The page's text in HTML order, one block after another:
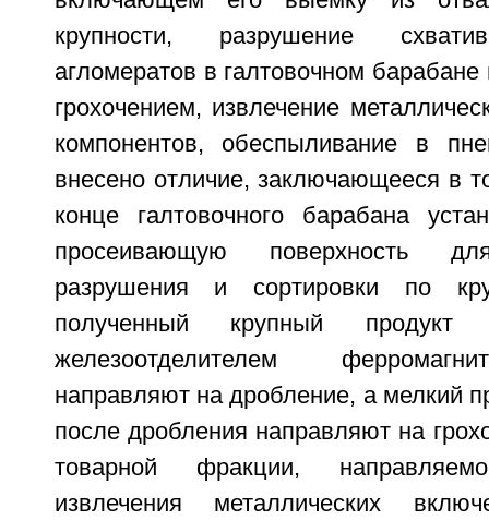
крупности, разрушение
агломератов в галтовочном
грохочением, извлечение
компонентов, обеспыливание в
внесено отличие, заключающееся в
конце галтовочного барабана
просеивающую поверхность
разрушения и сортировки по
полученный крупный продукт
железоотделителем
направляют на дробление, а мелкий
после дробления направляют на
товарной фракции,
извлечения металлических